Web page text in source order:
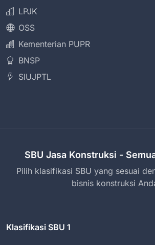
LPJK
OSS
Kementerian PUPR
BNSP
SIUJPTL
SBU Jasa Konstruksi -
Pilih klasifikasi SBU yang sesuai
bisnis konstruksi
Klasifikasi SBU 1